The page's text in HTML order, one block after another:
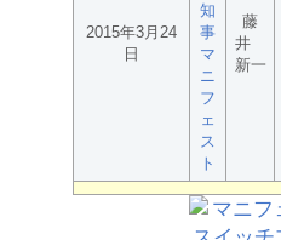
2015年3月24
日
知
事
マ
ニ
フ
ェ
ス
ト
藤
井
新一